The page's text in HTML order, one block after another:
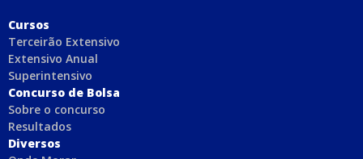
Cursos
Terceirão Extensivo
Extensivo Anual
Superintensivo
Concurso de Bolsa
Sobre o concurso
Resultados
Diversos